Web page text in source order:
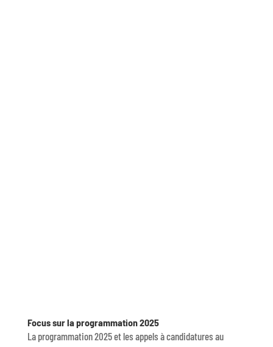
Focus sur la programmation 2025
La programmation 2025 et les appels à candidatures au